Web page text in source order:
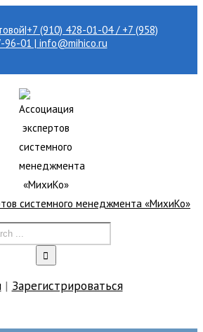
|+7 (910) 428-01-04 / +7 (958)
96-01 | info@mihico.ru
| Зарегистрироваться